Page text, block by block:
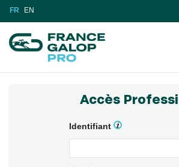
FR EN
Accès
Identifiant